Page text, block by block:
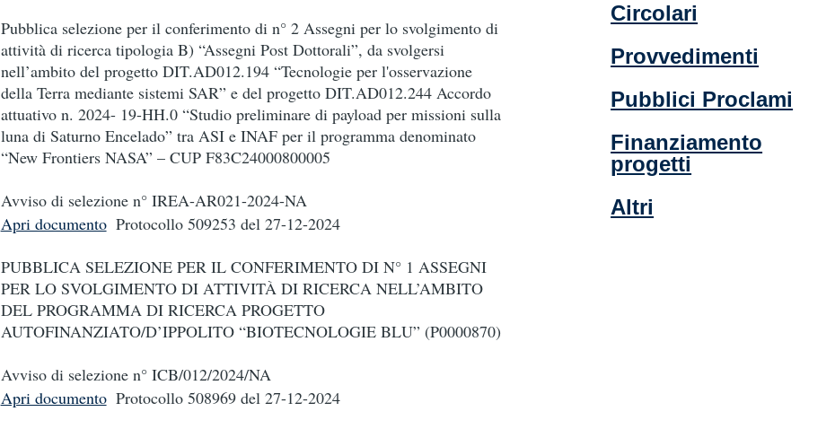
Pubblica selezione per il conferimento di n° 2 Assegni per lo svolgimento di
attività di ricerca tipologia B) “Assegni Post Dottorali”, da svolgersi
nell’ambito del progetto DIT.AD012.194 “Tecnologie per l'osservazione
della Terra mediante sistemi SAR” e del progetto DIT.AD012.244 Accordo
attuativo n. 2024- 19-HH.0 “Studio preliminare di payload per missioni sulla
luna di Saturno Encelado” tra ASI e INAF per il programma denominato
“New Frontiers NASA” – CUP F83C24000800005
Avviso di selezione n° IREA-AR021-2024-NA
Apri documento Protocollo 509253 del 27-12-2024
PUBBLICA SELEZIONE PER IL CONFERIMENTO DI N° 1 ASSEGNI
PER LO SVOLGIMENTO DI ATTIVITÀ DI RICERCA NELL’AMBITO
DEL PROGRAMMA DI RICERCA PROGETTO
AUTOFINANZIATO/D’IPPOLITO “BIOTECNOLOGIE BLU” (P0000870)
Avviso di selezione n° ICB/012/2024/NA
Apri documento Protocollo 508969 del 27-12-2024
Circolari
Provvedimenti
Pubblici Proclami
Finanziamento
progetti
Altri